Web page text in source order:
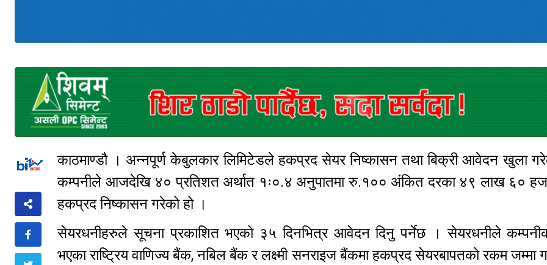
काठमाण्डौ । अन्नपूर्ण केबुलकार लिमिटेडले हकप्रद सेयर निष्कासन तथा बिक्री आवेदन खुला
कम्पनीले आजदेखि ४० प्रतिशत अर्थात १ः०.४ अनुपातमा रु.१०० अंकित दरका ४९ लाख ६०
हकप्रद निष्कासन गरेको हो ।
सेयरधनीहरुले सूचना प्रकाशित भएको ३५ दिनभित्र आवेदन दिनु पर्नेछ । सेयरधनीले
भएका राष्ट्रिय वाणिज्य बैंक, नबिल बैंक र लक्ष्मी सनराइज बैंकमा हकप्रद सेयरबापतको रकम जम्मा